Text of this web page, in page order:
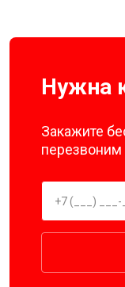
Нужна
Закажите
перезвоним